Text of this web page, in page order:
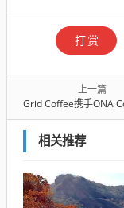
打赏
上一篇
Grid Coffee携手ONA Coffee登陆京蓉深三地，提升咖
相关推荐